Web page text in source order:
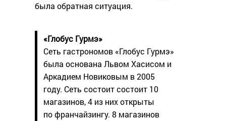
была обратная ситуация.
«Глобус Гурмэ»
Сеть гастрономов «Глобус Гурмэ»
была основана Львом Хасисом и
Аркадием Новиковым в 2005
году. Сеть состоит состоит 10
магазинов, 4 из них открыты
по франчайзингу. 8 магазинов